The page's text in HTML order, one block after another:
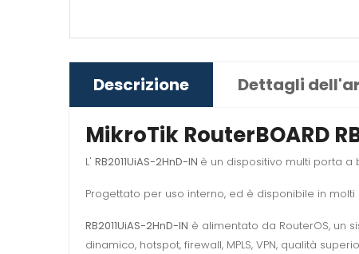
Descrizione Dettagli
MikroTik RouterBOARD
L' RB2011UiAS-2HnD-IN è un dispositivo multi porta a
Progettato per uso interno, ed è disponibile in
RB2011UiAS-2HnD-IN è alimentato da RouterOS, un
dinamico, hotspot, firewall, MPLS, VPN, qualità